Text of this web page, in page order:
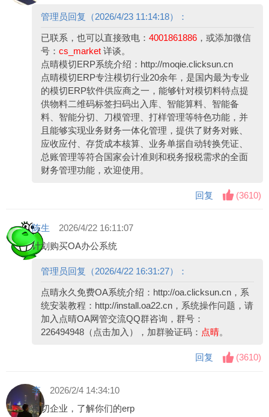
管理员回复（2026/4/23 11:14:18）：
已联系，也可以直接致电：4001861886 ，或添加微信
号：cs_market 详谈。
点晴模切ERP系统介绍： http://moqie.clicksun.cn
点晴模切ERP专注模切行业20余年，是国内最为专业
的模切ERP软件供应商之一，能够针对模切料特点提
供物料二维码标签扫码出入库、智能算料、智能备
料、智能分切、刀模管理、打样管理等特色功能，并
且能够实现业务财务一体化管理，提供了财务对账、
应收应付、存货成本核算、业务单据自动转换凭证、
总账管理等符合国家会计准则和税务报税需求的全面
财务管理功能，欢迎使用。
回复 (3610)
陈生
2026/4/22 16:11:07
计划购买OA办公系统
管理员回复（2026/4/22 16:31:27）：
点晴永久免费OA系统介绍： http://oa.clicksun.cn ，系
统安装教程： http://install.oa22.cn ，系统操作问题，请
加入点晴OA网管交流QQ群咨询，群号：
226494948（点击加入）
，加群验证码： 点晴。
回复 (3610)
李
2026/2/4 14:34:10
模切企业，了解你们的erp